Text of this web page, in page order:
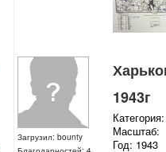
Загрузил: bounty
1943г
Масштаб:
Год: 1943